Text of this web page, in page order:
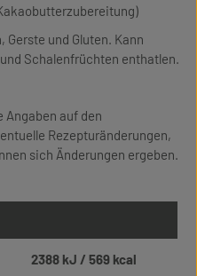
Gerste und Gluten. Kann
Schalenfrüchten enthatlen.
auf den
Rezepturänderungen,
sich Änderungen ergeben.
2388 kJ / 569 kcal